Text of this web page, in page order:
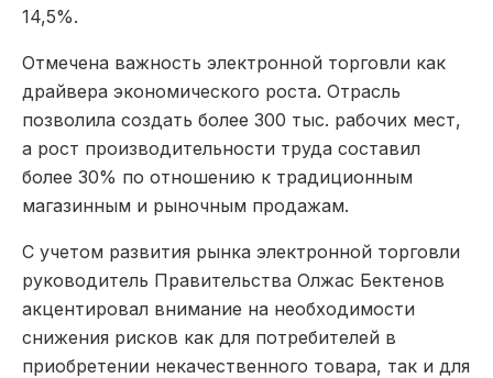
14,5%.
Отмечена важность электронной торговли как
драйвера экономического роста. Отрасль
позволила создать более 300 тыс. рабочих мест,
а рост производительности труда составил
более 30% по отношению к традиционным
магазинным и рыночным продажам.
С учетом развития рынка электронной торговли
руководитель Правительства Олжас Бектенов
акцентировал внимание на необходимости
снижения рисков как для потребителей в
приобретении некачественного товара, так и для